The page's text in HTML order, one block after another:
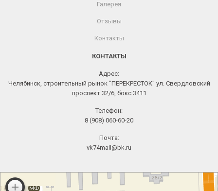
Галерея
Отзывы
Контакты
КОНТАКТЫ
Адрес:
Челябинск, строительный рынок "ПЕРЕКРЕСТОК" ул. Свердловский
проспект 32/6, бокс 3411
Телефон:
8 (908) 060-60-20
Почта:
vk74mail@bk.ru